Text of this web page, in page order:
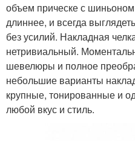
объем прическе с
длиннее, и всегда
без усилий. Накладная
нетривиальный.
шевелюры и полное
небольшие варианты
крупные, тонированные и
любой вкус и стиль.